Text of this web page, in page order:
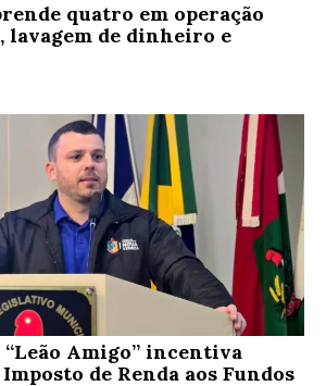
quatro em operação
de dinheiro e
Amigo” incentiva
de Renda aos Fundos